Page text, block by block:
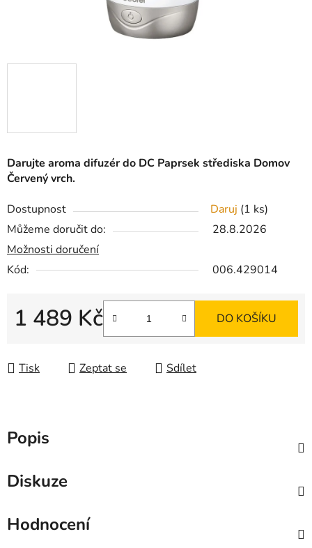
Darujte aroma difuzér do DC Paprsek střediska Domov
Červený vrch.
Dostupnost
Daruj (1 ks)
Můžeme doručit do:
28.8.2026
Možnosti doručení
Kód:
006.429014
1 489 Kč DO KOŠÍKU
Tisk Zeptat se Sdílet
Popis
Diskuze
Hodnocení